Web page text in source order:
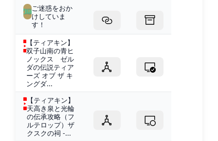
ご迷惑をおか
けしていま
す！
【ティアキン】
双子山南の青ヒ
ノックス ゼル
ダの伝説ティア
ーズ オブ ザ キ
ングダ...
【ティアキン】
天高き泉と光輪
の伝承攻略（フ
ルテロップ）ザ
クスクの祠 -...